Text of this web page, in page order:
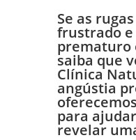
Se as
frustrado
prematuro
saiba que
Clínica
angústia
para
revelar